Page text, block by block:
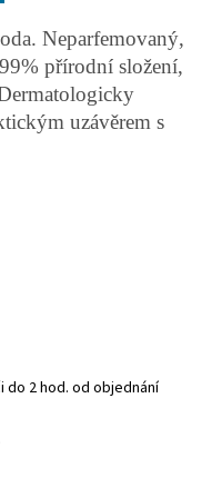
Neparfemovaný,
přírodní složení,
uzávěrem s
do 2 hod. od objednání